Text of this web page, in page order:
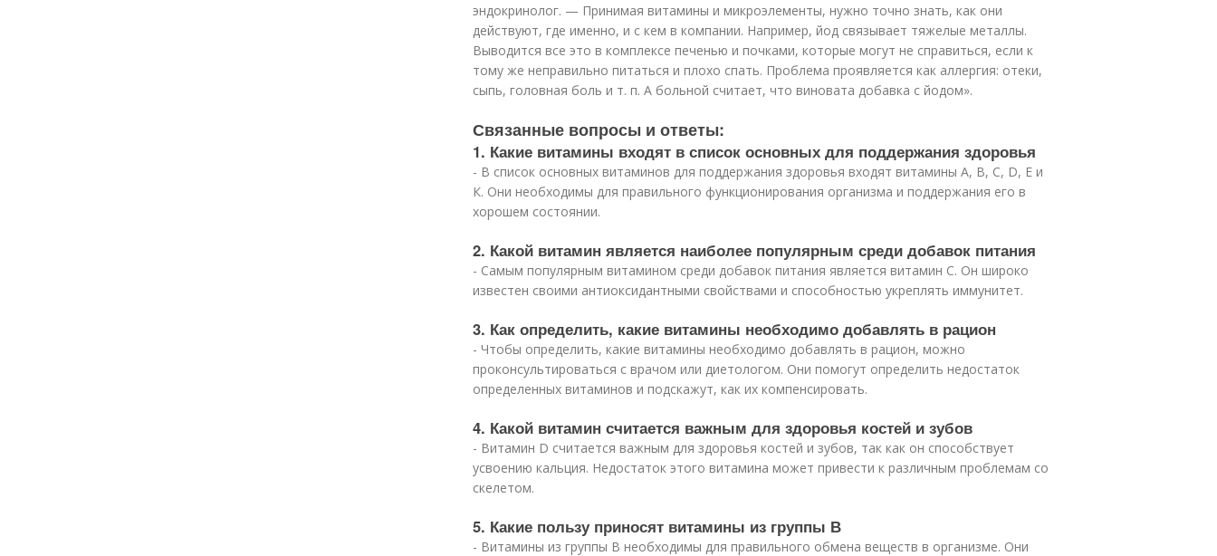
эндокринолог. — Принимая витамины и микроэлементы, нужно точно знать, как они
действуют, где именно, и с кем в компании. Например, йод связывает тяжелые металлы.
Выводится все это в комплексе печенью и почками, которые могут не справиться, если к
тому же неправильно питаться и плохо спать. Проблема проявляется как аллергия: отеки,
сыпь, головная боль и т. п. А больной считает, что виновата добавка с йодом».
Связанные вопросы и ответы:
1. Какие витамины входят в список основных для поддержания здоровья
- В список основных витаминов для поддержания здоровья входят витамины А, В, С, D, Е и
К. Они необходимы для правильного функционирования организма и поддержания его в
хорошем состоянии.
2. Какой витамин является наиболее популярным среди добавок питания
- Самым популярным витамином среди добавок питания является витамин С. Он широко
известен своими антиоксидантными свойствами и способностью укреплять иммунитет.
3. Как определить, какие витамины необходимо добавлять в рацион
- Чтобы определить, какие витамины необходимо добавлять в рацион, можно
проконсультироваться с врачом или диетологом. Они помогут определить недостаток
определенных витаминов и подскажут, как их компенсировать.
4. Какой витамин считается важным для здоровья костей и зубов
- Витамин D считается важным для здоровья костей и зубов, так как он способствует
усвоению кальция. Недостаток этого витамина может привести к различным проблемам со
скелетом.
5. Какие пользу приносят витамины из группы В
- Витамины из группы В необходимы для правильного обмена веществ в организме. Они